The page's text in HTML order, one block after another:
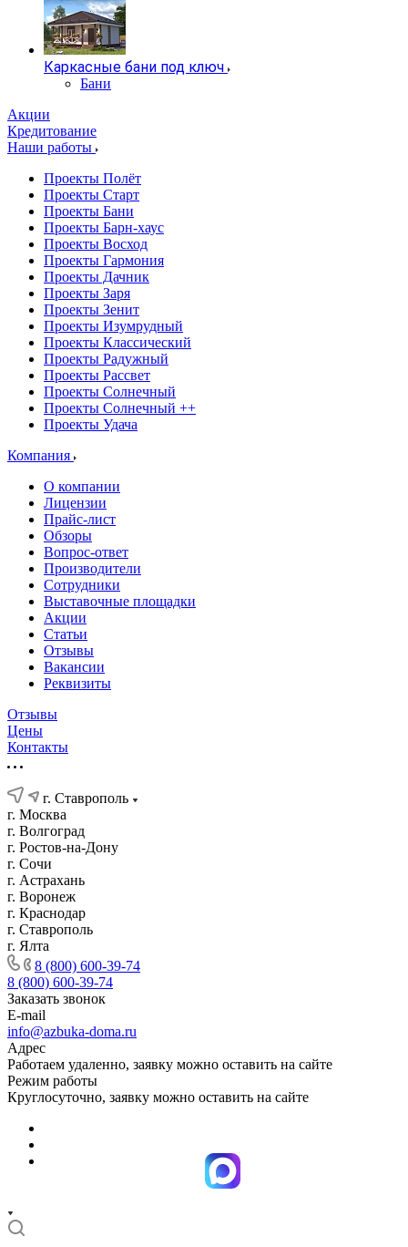
Каркасные бани под ключ
Бани
Акции
Кредитование
Наши работы
Проекты Полёт
Проекты Старт
Проекты Бани
Проекты Барн-хаус
Проекты Восход
Проекты Гармония
Проекты Дачник
Проекты Заря
Проекты Зенит
Проекты Изумрудный
Проекты Классический
Проекты Радужный
Проекты Рассвет
Проекты Солнечный
Проекты Солнечный ++
Проекты Удача
Компания
О компании
Лицензии
Прайс-лист
Обзоры
Вопрос-ответ
Производители
Сотрудники
Выставочные площадки
Акции
Статьи
Отзывы
Вакансии
Реквизиты
Отзывы
Цены
Контакты
г. Ставрополь
г. Москва
г. Волгоград
г. Ростов-на-Дону
г. Сочи
г. Астрахань
г. Воронеж
г. Краснодар
г. Ставрополь
г. Ялта
8 (800) 600-39-74
8 (800) 600-39-74
Заказать звонок
E-mail
info@azbuka-doma.ru
Адрес
Работаем удаленно, заявку можно оставить на сайте
Режим работы
Круглосуточно, заявку можно оставить на сайте